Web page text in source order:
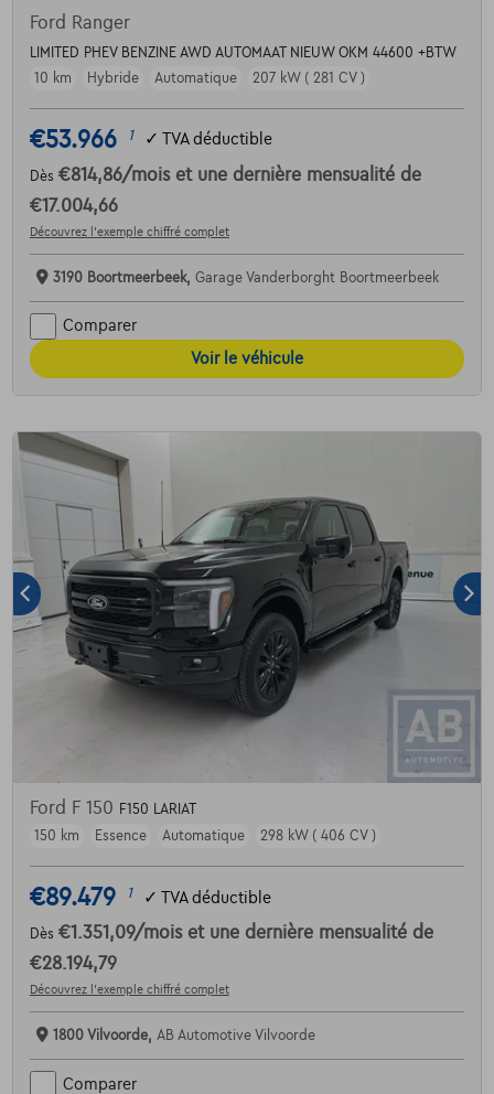
Ford Ranger
LIMITED PHEV BENZINE AWD AUTOMAAT NIEUW OKM 44600 +BTW
10 km
Hybride Automatique 207 kW ( 281 CV )
€53.966 1 ✓ TVA déductible
Dès €814,86/mois et une dernière mensualité de
€17.004,66
Découvrez l’exemple chiffré complet
3190 Boortmeerbeek, Garage Vanderborght Boortmeerbeek
Comparer
Voir le véhicule
Ford F 150 F150 LARIAT
150 km
Essence Automatique 298 kW ( 406 CV )
€89.479 1 ✓ TVA déductible
Dès €1.351,09/mois et une dernière mensualité de
€28.194,79
Découvrez l’exemple chiffré complet
1800 Vilvoorde, AB Automotive Vilvoorde
Comparer